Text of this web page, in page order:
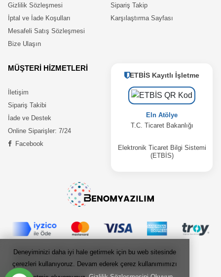
Deneyiminizi daha iyi hale getirmek için bu web sitesinde
çerezleri kullanıyoruz. Devam ederek çerez kullanımımızı
Deneyiminizi daha iyi hale getirmek için bu web sitesinde
çerezleri kullanıyoruz. Devam ederek çerez kullanımımızı
Gizlilik Sözleşmesi
İptal ve İade Koşulları
Mesafeli Satış Sözleşmesi
Bize Ulaşın
Sipariş Takip
Karşılaştırma Sayfası
MÜŞTERİ HİZMETLERİ
İletişim
Sipariş Takibi
İade ve Destek
Online Siparişler: 7/24
Facebook
ETBİS Kayıtlı İşletme
Eln Atölye
T.C. Ticaret Bakanlığı
Elektronik Ticaret Bilgi Sistemi
(ETBİS)